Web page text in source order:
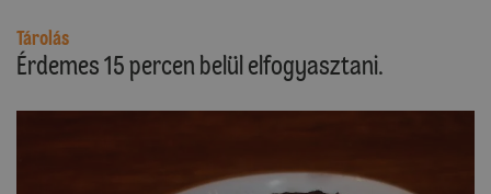
Tárolás
Érdemes 15 percen belül elfogyasztani.